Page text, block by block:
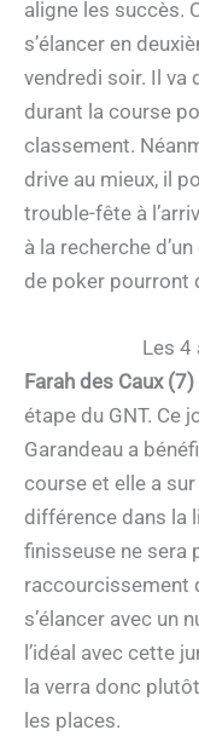
aligne les succès.
s’élancer en
vendredi soir. Il va
durant la course
classement.
drive au mieux, il
trouble-fête à
à la recherche
de poker pourront
Les 4
Farah des Caux (7)
étape du GNT. Ce
Garandeau a
course et elle a
différence dans la
finisseuse ne sera
raccourcissement
s’élancer avec un
l’idéal avec cette
la verra donc
les places.